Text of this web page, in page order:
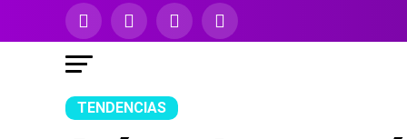
TENDENCIAS